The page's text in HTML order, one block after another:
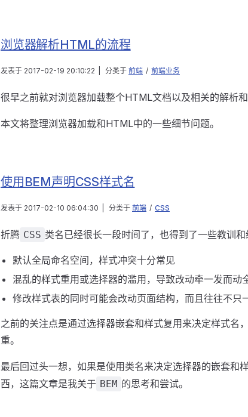
浏览器解析HTML的流程
发表于 2017-02-19 20:10:22 分类于 前端 / 前端业务
很早之前就对浏览器加载整个HTML文档以及相关的解析
本文将整理浏览器加载和HTML中的一些细节问题。
使用BEM声明CSS样式名
发表于 2017-02-10 06:04:30 分类于 前端 / CSS
折腾 CSS 类名已经很长一段时间了，也得到了一些教训
默认全局命名空间，样式冲突十分常见
混乱的样式重用或选择器的滥用，导致改动牵一发而动
修改样式表的同时可能会改动页面结构，而且往往不只
之前的关注点是通过选择器嵌套和样式复用来决定样式名
重。
最后回过头一想，如果是使用类名来决定选择器的嵌套和
西，这篇文章是我关于 BEM 的思考和尝试。